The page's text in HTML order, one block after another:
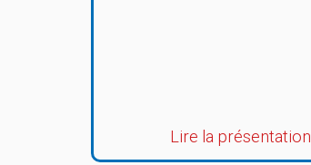
Lire la présentation